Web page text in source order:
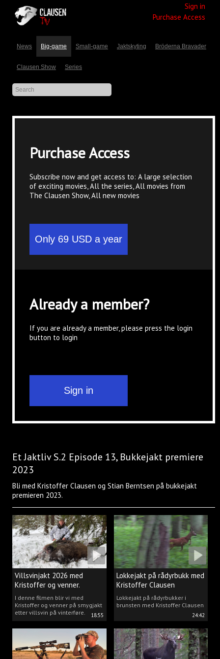
Sign in
Purchase Access
News Big-game Small-game Jaktskyting Bröderna Bravader
Clausen Show Series
Purchase Access
Subscribe now and get access to: A large selection
of exciting movies, All the series, All movies from
The Clausen Show, All new movies
Already a member?
If you are already a member, please press the login
button to login
Et Jaktliv S.2 Episode 13, Bukkejakt premiere
2023
Bli med Kristoffer Clausen og Stian Berntsen på bukkejakt
premieren 2023.
18:55
Villsvinjakt 2026 med
Kristoffer og venner.
I denne filmen blir vi med
Kristoffer og venner på smygjakt
etter villsvin på vinterføre.
24:42
Lokkejakt på rådyrbukk med
Kristoffer Clausen
Lokkejakt på rådyrbukker i
brunsten med Kristoffer Clausen